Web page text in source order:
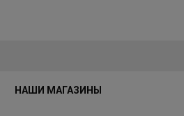
НАШИ МАГАЗИНЫ